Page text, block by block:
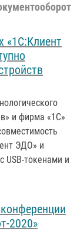
«1С:Клиент
и фирма «1С»
ЭДО» и
USB-токенами и
2020»